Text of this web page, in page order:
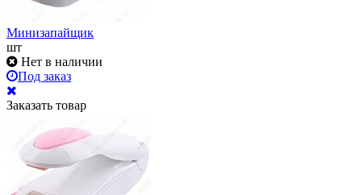
Минизапайщик
шт
Нет в наличии
Под заказ
Заказать товар